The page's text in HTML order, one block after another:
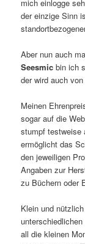
mich einlogge
der einzige Sinn
Aber nun auch
Seesmicbin ich
der wird auch
Meinen
sogar auf die
stumpf testweise
ermöglicht das
den jeweiligen
Angaben zur
zu Büchern oder
Klein und
all die kleinen